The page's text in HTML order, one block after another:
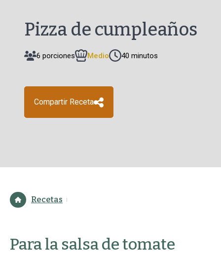
Pizza de cumpleaños
6 porciones Medio 40 minutos
Compartir Receta
Recetas
Para la salsa de tomate